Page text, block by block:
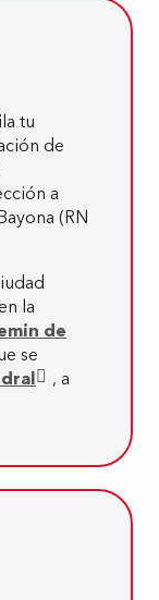
tu
de
a
(RN
la
de
se
, a